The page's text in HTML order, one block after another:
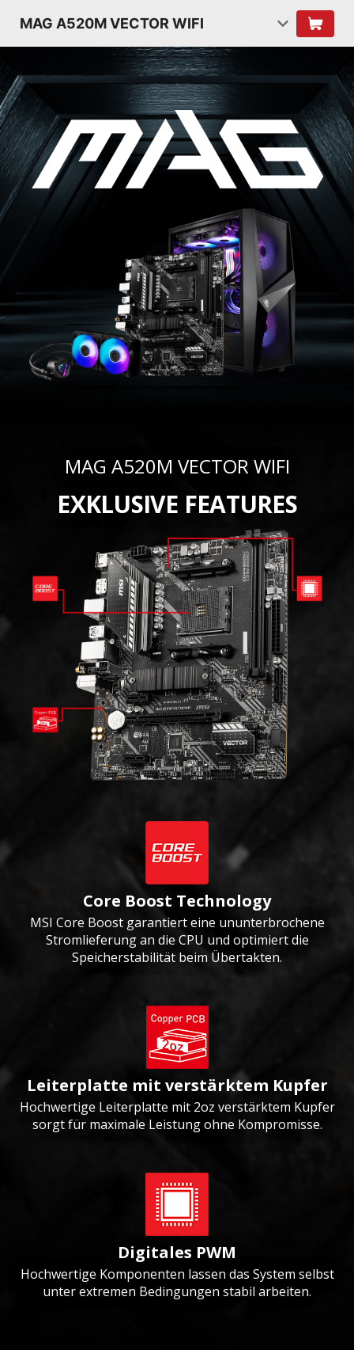
MAG A520M VECTOR WIFI
MAG A520M VECTOR WIFI
EXKLUSIVE FEATURES
Core Boost Technology
MSI Core Boost garantiert eine ununterbrochene
Stromlieferung an die CPU und optimiert die
Speicherstabilität beim Übertakten.
Leiterplatte mit verstärktem Kupfer
Hochwertige Leiterplatte mit 2oz verstärktem Kupfer
sorgt für maximale Leistung ohne Kompromisse.
Digitales PWM
Hochwertige Komponenten lassen das System selbst
unter extremen Bedingungen stabil arbeiten.